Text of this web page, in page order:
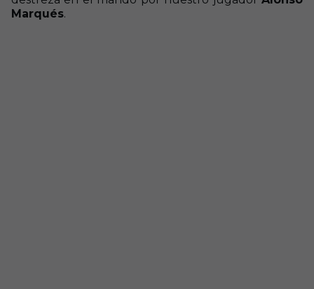
Marqués.